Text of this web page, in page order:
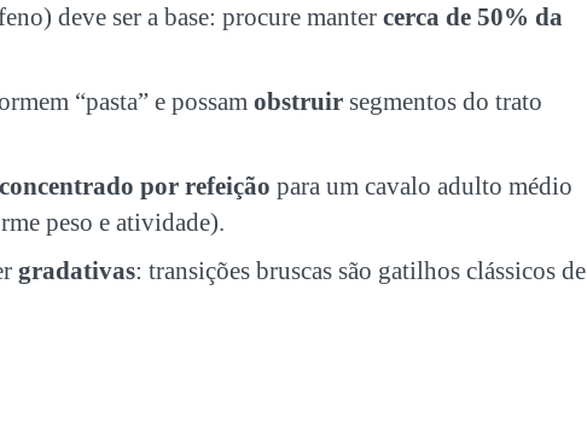
deve ser a base: procure manter cerca de 50% da
“pasta” e possam obstruir segmentos do trato
por refeição para um cavalo adulto médio
peso e atividade).
gradativas: transições bruscas são gatilhos clássicos de